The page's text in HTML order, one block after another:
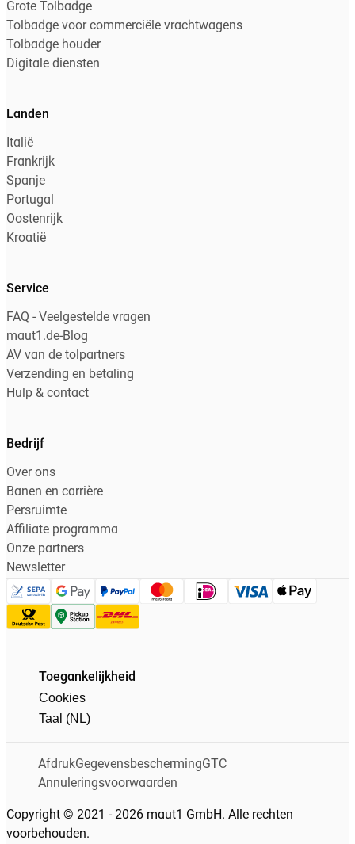
Grote Tolbadge
Tolbadge voor commerciële vrachtwagens
Tolbadge houder
Digitale diensten
Landen
Italië
Frankrijk
Spanje
Portugal
Oostenrijk
Kroatië
Service
FAQ - Veelgestelde vragen
maut1.de-Blog
AV van de tolpartners
Verzending en betaling
Hulp & contact
Bedrijf
Over ons
Banen en carrière
Persruimte
Affiliate programma
Onze partners
Newsletter
Toegankelijkheid
Cookies
Taal (NL)
Copyright © 2021 - 2026 maut1 GmbH. Alle rechten
voorbehouden.
AfdrukGegevensbeschermingGTC
Annuleringsvoorwaarden